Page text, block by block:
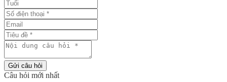
Gửi câu hỏi
Câu hỏi mới nhất